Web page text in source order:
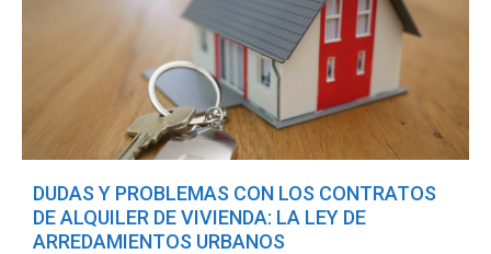
DUDAS Y PROBLEMAS CON LOS CONTRATOS
DE ALQUILER DE VIVIENDA: LA LEY DE
ARREDAMIENTOS URBANOS